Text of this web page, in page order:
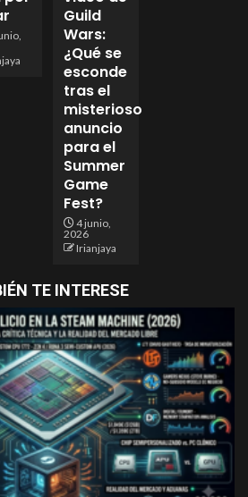
Guild
Wars:
¿Qué se
esconde
tras el
misterioso
anuncio
para el
Summer
Game
Fest?
4 junio,
2026
Irianjaya
TE INTERESE